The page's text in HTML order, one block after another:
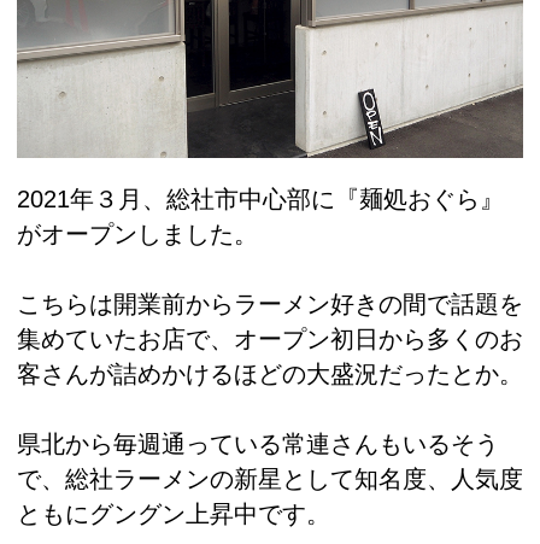
2021年３月、総社市中心部に『麺処おぐら』
がオープンしました。
こちらは開業前からラーメン好きの間で話題を
集めていたお店で、オープン初日から多くのお
客さんが詰めかけるほどの大盛況だったとか。
県北から毎週通っている常連さんもいるそう
で、総社ラーメンの新星として知名度、人気度
ともにグングン上昇中です。